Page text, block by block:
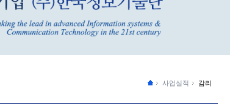
사업실적 감리